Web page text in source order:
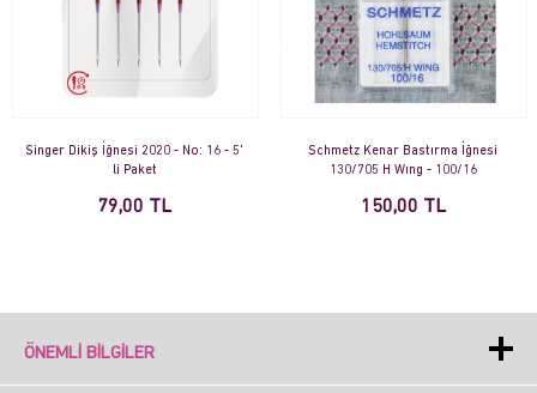
Singer Dikiş İğnesi 2020 - No: 16 - 5'
li Paket
79,00 TL
Schmetz Kenar Bastırma İğnesi
130/705 H Wıng - 100/16
150,00 TL
ÖNEMLI BILGILER